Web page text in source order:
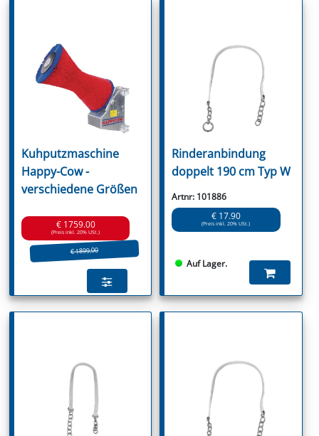
Kuhputzmaschine
Happy-Cow -
verschiedene Größen
€ 1759.00
(Preis inkl. 20% USt.)
€ 1899.00
Rinderanbindung
doppelt 190 cm Typ W
Artnr: 101886
€ 17.90
(Preis inkl. 20% USt.)
Auf Lager.